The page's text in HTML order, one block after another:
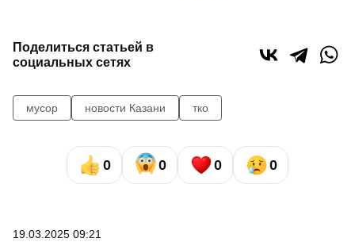
Поделиться статьей в
социальных сетях
мусор новости Казани тко
0 0 0 0
19.03.2025 09:21